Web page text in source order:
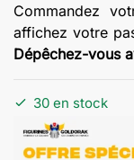
Commandez
affichez votre
Dépêchez-vous
30 en stock